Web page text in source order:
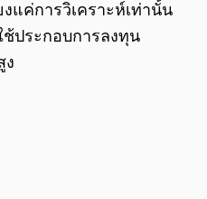
แค่การวิเคราะห์เท่านั้น
ประกอบการลงทุน
ง